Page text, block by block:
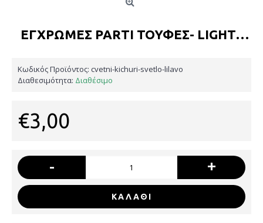
ΕΓΧΡΩΜΕΣ PARTI ΤΟΎΦΕΣ- LIGHT PURPLE
Κωδικός Προϊόντος: cvetni-kichuri-svetlo-lilavo
Διαθεσιμότητα: Διαθέσιμο
€3,00
- +
ΚΑΛΆΘΙ